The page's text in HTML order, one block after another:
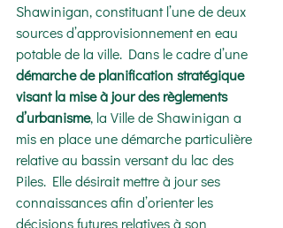
Shawinigan, constituant l’une de deux
sources d’approvisionnement en eau
potable de la ville. Dans le cadre d’une
démarche de planification stratégique
visant la mise à jour des règlements
d’urbanisme, la Ville de Shawinigan a
mis en place une démarche particulière
relative au bassin versant du lac des
Piles. Elle désirait mettre à jour ses
connaissances afin d’orienter les
décisions futures relatives à son